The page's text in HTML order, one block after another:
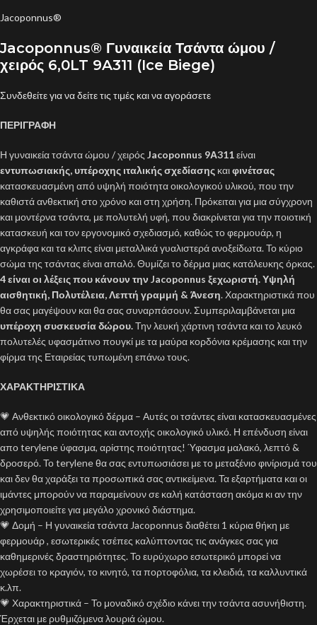
Jacoponnus®
Jacoponnus® Γυναικεία Τσάντα ώμου /
χειρός 6,0LT 9A311 (Ice Biege)
Συνδεθείτε για να δείτε τις τιμές και να αγοράσετε
ΠΕΡΙΓΡΑΦΗ
Η γυναικεία τσάντα ώμου / χειρός Jacoponnus 9Α311είναι
εντυπωσιακής, υπέροχης ιταλικής σχεδίασης καιφινέτσας
κατασκευασμένη από υψηλή ποιότητα οικολογικού υλικού, που την
καθιστά ανθεκτική στο χρόνο και στη χρήση. Πρόκειται για μια σύγχρονη
και μοντέρνα τσάντα, με πολυτελή υφή, που διακρίνεται για την ποιοτική
κατασκευή και τον εργονομικό σχεδιασμό, καθώς το φερμουάρ, η
αγκράφα και τα κλιπς είναι μεταλλικά γυαλιστερά ανοξείδωτα. Το κύριο
σώμα της τσάντας είναι απαλό. Θυμίζει το δέρμα μιας κατάλευκης όρκας.
4 είναι οι λέξεις που κάνουν την Jacoponnus ξεχωριστή. Υψηλή
αισθητική, Πολυτέλεια, Λεπτή γραμμή & Άνεση. Χαρακτηριστικά που
θα σας μαγέψουν και θα σας συναρπάσουν. Συμπεριλαμβάνεται μια
υπέροχη συσκευσία δώρου.Την λευκή χάρτινη τσάντα και το λευκό
πολυτελές υφασμάτινο πουγκί με τα μαύρα κορδόνια κρέμασης και την
φίρμα της Εταιρείας τυπωμένη επάνω τους.
ΧΑΡΑΚΤΗΡΙΣΤΙΚΑ
💗 Ανθεκτικό οικολογικό δέρμα – Αυτές οι τσάντες είναι κατασκευασμένες
από υψηλής ποιότητας και αντοχής οικολογικό υλικό. Η επένδυση είναι
απο terylene ύφασμα, αρίστης ποιότητας! Ύφασμα μαλακό, λεπτό &
δροσερό. Το terylene θα σας εντυπωσιάσει με το μεταξένιο φινίρισμά του
και δεν θα χαράξει τα προσωπικά σας αντικείμενα. Τα εξαρτήματα και οι
ιμάντες μπορούν να παραμείνουν σε καλή κατάσταση ακόμα κι αν την
χρησιμοποιείτε για μεγάλο χρονικό διάστημα.
💗 Δομή – Η γυναικεία τσάντα Jacoponnus διαθέτει 1 κύρια θήκη με
φερμουάρ , εσωτερικές τσέπες καλύπτοντας τις ανάγκες σας για
καθημερινές δραστηριότητες. Το ευρύχωρο εσωτερικό μπορεί να
χωρέσει το κραγιόν, το κινητό, τα πορτοφόλια, τα κλειδιά, τα καλλυντικά
κ.λπ.
💗 Χαρακτηριστικά – Το μοναδικό σχέδιο κάνει την τσάντα ασυνήθιστη.
Έρχεται με ρυθμιζόμενα λουριά ώμου.